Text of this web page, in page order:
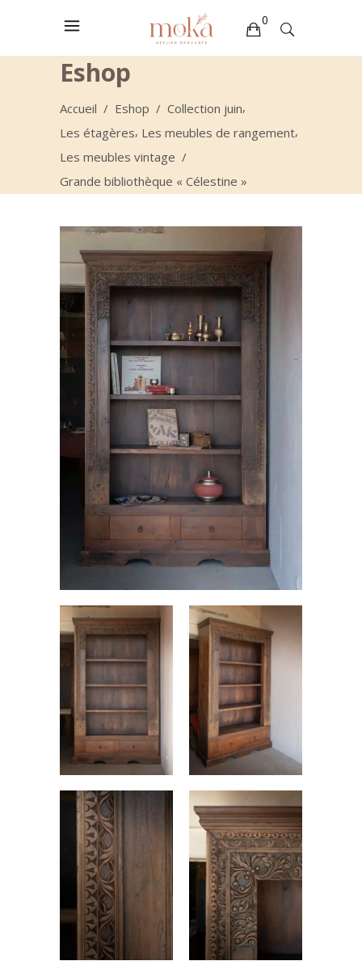
0
Votre sélection est vide
Eshop
Accueil / Eshop / Collection juin,
Les étagères, Les meubles de rangement,
Les meubles vintage /
Grande bibliothèque « Célestine »